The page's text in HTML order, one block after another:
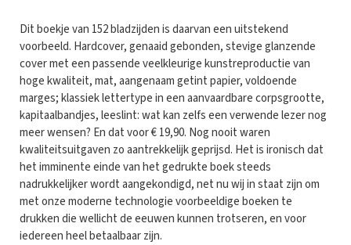
Dit boekje van 152 bladzijden is daarvan een uitstekend
voorbeeld. Hardcover, genaaid gebonden, stevige glanzende
cover met een passende veelkleurige kunstreproductie van
hoge kwaliteit, mat, aangenaam getint papier, voldoende
marges; klassiek lettertype in een aanvaardbare corpsgrootte,
kapitaalbandjes, leeslint: wat kan zelfs een verwende lezer nog
meer wensen? En dat voor € 19,90. Nog nooit waren
kwaliteitsuitgaven zo aantrekkelijk geprijsd. Het is ironisch dat
het imminente einde van het gedrukte boek steeds
nadrukkelijker wordt aangekondigd, net nu wij in staat zijn om
met onze moderne technologie voorbeeldige boeken te
drukken die wellicht de eeuwen kunnen trotseren, en voor
iedereen heel betaalbaar zijn.